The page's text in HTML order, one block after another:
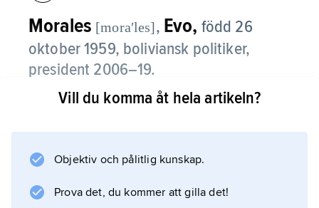
Morales [moraʹles], Evo, född 26
oktober 1959, boliviansk politiker,
president 2006–19.
Evo Morales var Bolivias första president från
. Han invaldes i parlamentet 1997, men
bakom illegala protester bland landets
Vill du komma åt hela artikeln?
Objektiv och pålitlig kunskap.
Prova det, du kommer att gilla det!